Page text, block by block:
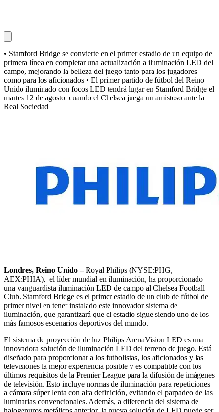
• Stamford Bridge se convierte en el primer estadio de un equipo de
primera línea en completar una actualización a iluminación LED del
campo, mejorando la belleza del juego tanto para los jugadores
como para los aficionados • El primer partido de fútbol del Reino
Unido iluminado con focos LED tendrá lugar en Stamford Bridge el
martes 12 de agosto, cuando el Chelsea juega un amistoso ante la
Real Sociedad
Londres, Reino Unido –Royal Philips (NYSE:PHG,
AEX:PHIA), el líder mundial en iluminación, ha proporcionado
una vanguardista iluminación LED de campo al Chelsea Football
Club. Stamford Bridge es el primer estadio de un club de fútbol de
primer nivel en tener instalado este innovador sistema de
iluminación, que garantizará que el estadio sigue siendo uno de los
más famosos escenarios deportivos del mundo.
El sistema de proyección de luz Philips ArenaVision LED es una
innovadora solución de iluminación LED del terreno de juego. Está
diseñado para proporcionar a los futbolistas, los aficionados y las
televisiones la mejor experiencia posible y es compatible con los
últimos requisitos de la Premier League para la difusión de imágenes
de televisión. Esto incluye normas de iluminación para repeticiones
a cámara súper lenta con alta definición, evitando el parpadeo de las
luminarias convencionales. Además, a diferencia del sistema de
halogenuros metálicos anterior, la nueva solución de LED puede ser